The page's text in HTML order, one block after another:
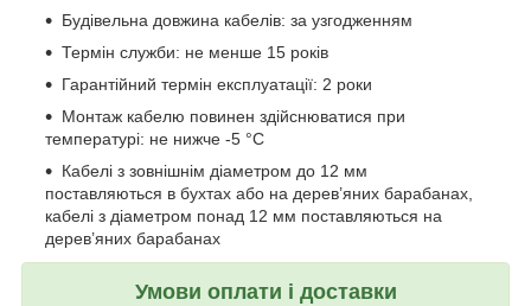
Будівельна довжина кабелів: за узгодженням
Термін служби: не менше 15 років
Гарантійний термін експлуатації: 2 роки
Монтаж кабелю повинен здійснюватися при
температурі: не нижче -5 °С
Кабелі з зовнішнім діаметром до 12 мм
поставляються в бухтах або на дерев’яних барабанах,
кабелі з діаметром понад 12 мм поставляються на
дерев’яних барабанах
Умови оплати і доставки